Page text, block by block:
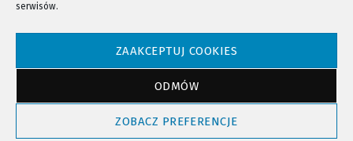
serwisów.
ZAAKCEPTUJ COOKIES
ODMÓW
ZOBACZ PREFERENCJE
NTV - Nasza Telewizja Sądecka © 2023 Wszystkie prawa zastrzeżone!
Powrót do góry